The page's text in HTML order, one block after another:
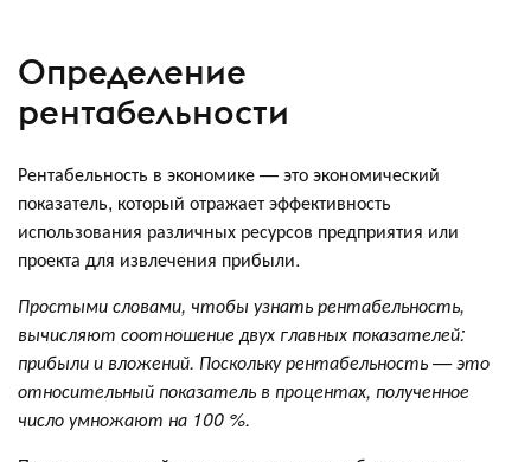
Определение
рентабельности
Рентабельность в экономике — это экономический
показатель, который отражает эффективность
использования различных ресурсов предприятия или
проекта для извлечения прибыли.
Простыми словами, чтобы узнать рентабельность,
вычисляют соотношение двух главных показателей:
прибыли и вложений. Поскольку рентабельность — это
относительный показатель в процентах, полученное
число умножают на 100 %.